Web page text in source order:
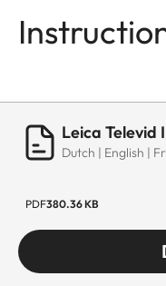
Leica Televid
Dutch | English |
PDF380.36 KB